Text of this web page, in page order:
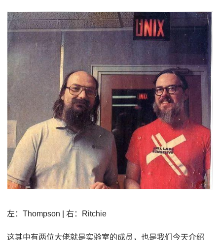
左：Thompson | 右：Ritchie
这其中有两位大佬就是实验室的成员，也是我们今天介绍